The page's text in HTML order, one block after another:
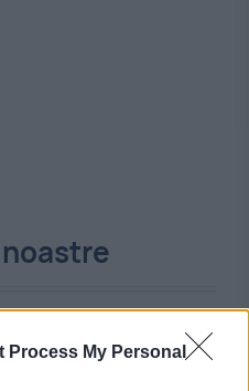
Process My Personal